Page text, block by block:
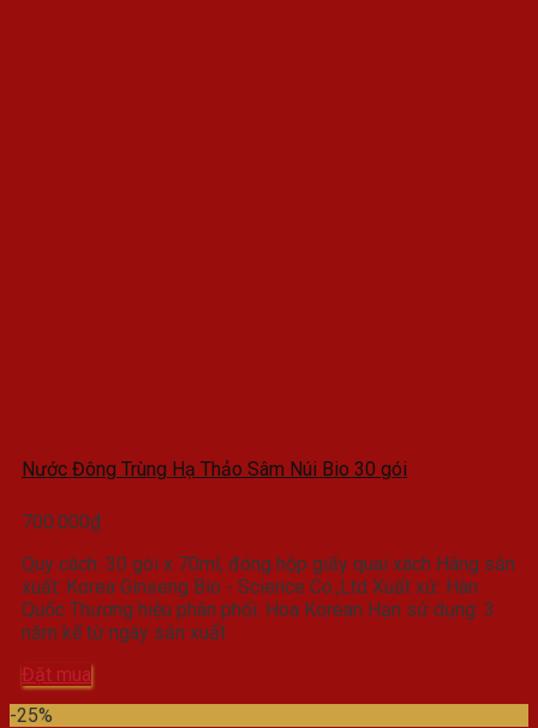
Nước Đông Trùng Hạ Thảo Sâm Núi Bio 30 gói
700.000₫
Quy cách: 30 gói x 70ml, đóng hộp giấy quai xách Hãng sản
xuất: Korea Ginseng Bio - Science Co.,Ltd Xuất xứ: Hàn
Quốc Thương hiệu phân phối: Hoa Korean Hạn sử dụng: 3
năm kể từ ngày sản xuất
Đặt mua
-25%